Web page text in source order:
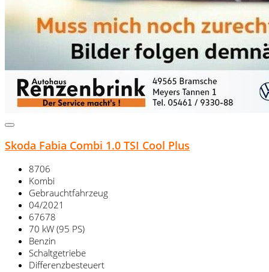
Skoda Fabia Combi 1.0 TSI Cool Plus
8706
Kombi
Gebrauchtfahrzeug
04/2021
67678
70 kW (95 PS)
Benzin
Schaltgetriebe
Differenzbesteuert